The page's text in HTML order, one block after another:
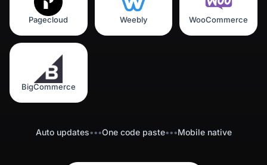
Pagecloud Weebly WooCommerce
BigCommerce
Auto updates•••One code paste•••Mobile native